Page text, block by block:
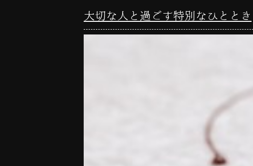
大切な人と過ごす特別なひととき